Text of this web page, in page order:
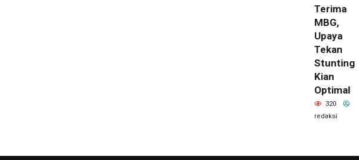
Terima
MBG,
Upaya
Tekan
Stunting
Kian
Optimal
320
redaksi